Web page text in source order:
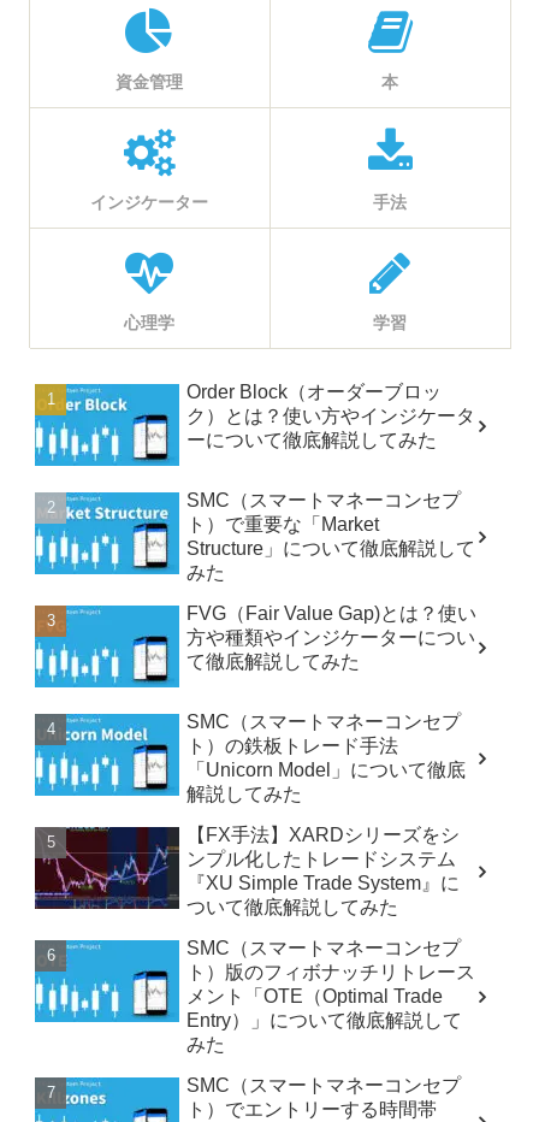
資金管理 本
インジケーター 手法
心理学 学習
Order Block（オーダーブロッ
ク）とは？使い方やインジケータ
ーについて徹底解説してみた
SMC（スマートマネーコンセプ
ト）で重要な「Market
Structure」について徹底解説して
みた
FVG（Fair Value Gap)とは？使い
方や種類やインジケーターについ
て徹底解説してみた
SMC（スマートマネーコンセプ
ト）の鉄板トレード手法
「Unicorn Model」について徹底
解説してみた
【FX手法】XARDシリーズをシ
ンプル化したトレードシステム
『XU Simple Trade System』に
ついて徹底解説してみた
SMC（スマートマネーコンセプ
ト）版のフィボナッチリトレース
メント「OTE（Optimal Trade
Entry）」について徹底解説して
みた
SMC（スマートマネーコンセプ
ト）でエントリーする時間帯